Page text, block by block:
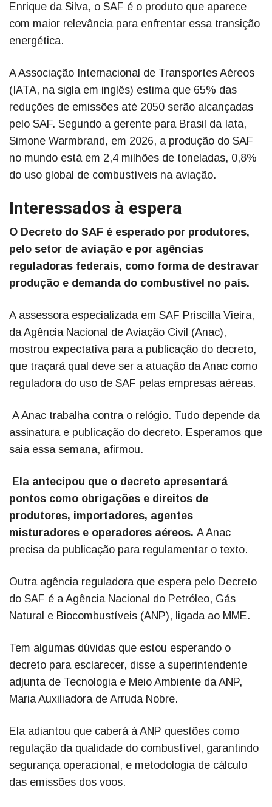
Enrique da Silva, o SAF é o produto que aparece
com maior relevância para enfrentar essa transição
energética.
A Associação Internacional de Transportes Aéreos
(IATA, na sigla em inglês) estima que 65% das
reduções de emissões até 2050 serão alcançadas
pelo SAF. Segundo a gerente para Brasil da Iata,
Simone Warmbrand, em 2026, a produção do SAF
no mundo está em 2,4 milhões de toneladas, 0,8%
do uso global de combustíveis na aviação.
Interessados à espera
O Decreto do SAF é esperado por produtores,
pelo setor de aviação e por agências
reguladoras federais, como forma de destravar
produção e demanda do combustível no país.
A assessora especializada em SAF Priscilla Vieira,
da Agência Nacional de Aviação Civil (Anac),
mostrou expectativa para a publicação do decreto,
que traçará qual deve ser a atuação da Anac como
reguladora do uso de SAF pelas empresas aéreas.
A Anac trabalha contra o relógio. Tudo depende da
assinatura e publicação do decreto. Esperamos que
saia essa semana, afirmou.
Ela antecipou que o decreto apresentará
pontos como obrigações e direitos de
produtores, importadores, agentes
misturadores e operadores aéreos. A Anac
precisa da publicação para regulamentar o texto.
Outra agência reguladora que espera pelo Decreto
do SAF é a Agência Nacional do Petróleo, Gás
Natural e Biocombustíveis (ANP), ligada ao MME.
Tem algumas dúvidas que estou esperando o
decreto para esclarecer, disse a superintendente
adjunta de Tecnologia e Meio Ambiente da ANP,
Maria Auxiliadora de Arruda Nobre.
Ela adiantou que caberá à ANP questões como
regulação da qualidade do combustível, garantindo
segurança operacional, e metodologia de cálculo
das emissões dos voos.